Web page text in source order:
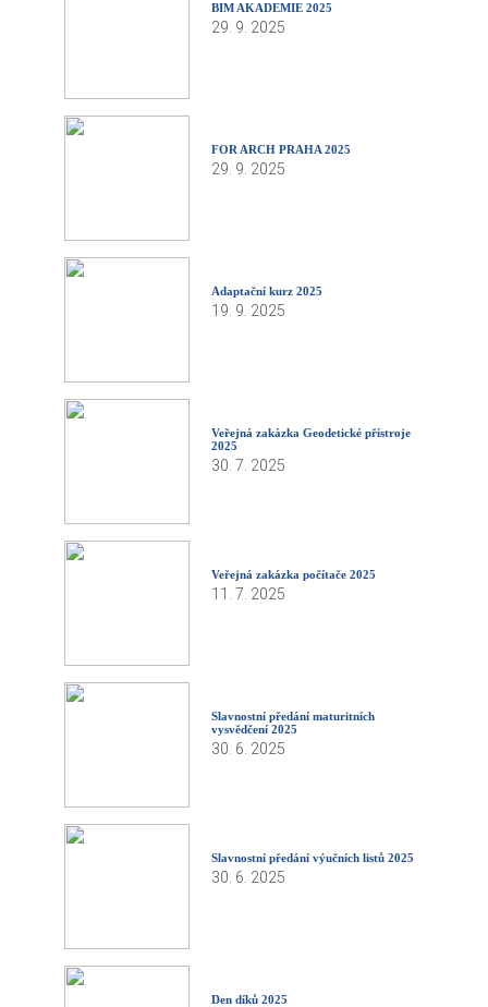
BIM AKADEMIE 2025
29. 9. 2025
FOR ARCH PRAHA 2025
29. 9. 2025
Adaptační kurz 2025
19. 9. 2025
Veřejná zakázka Geodetické přístroje
2025
30. 7. 2025
Veřejná zakázka počítače 2025
11. 7. 2025
Slavnostní předání maturitních
vysvědčení 2025
30. 6. 2025
Slavnostní předání výučních listů 2025
30. 6. 2025
Den díků 2025